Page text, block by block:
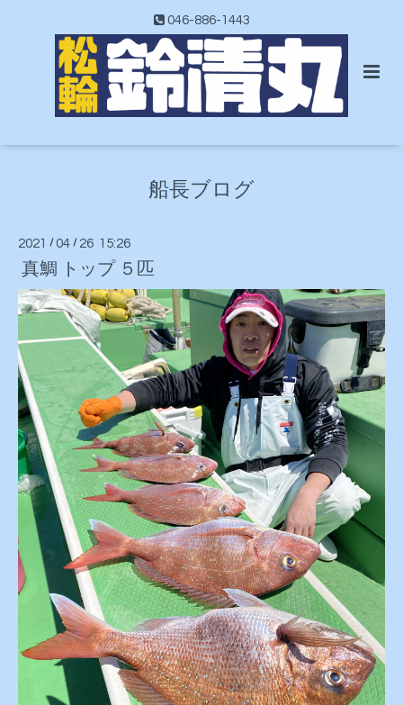
046-886-1443
船長ブログ
2021 / 04 / 26 15:26
真鯛 トップ ５匹